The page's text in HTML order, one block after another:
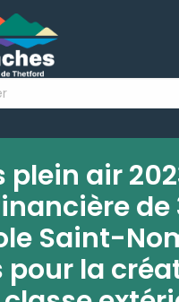
MRC )
)
)
)
plein air
de
Saint-
pour la